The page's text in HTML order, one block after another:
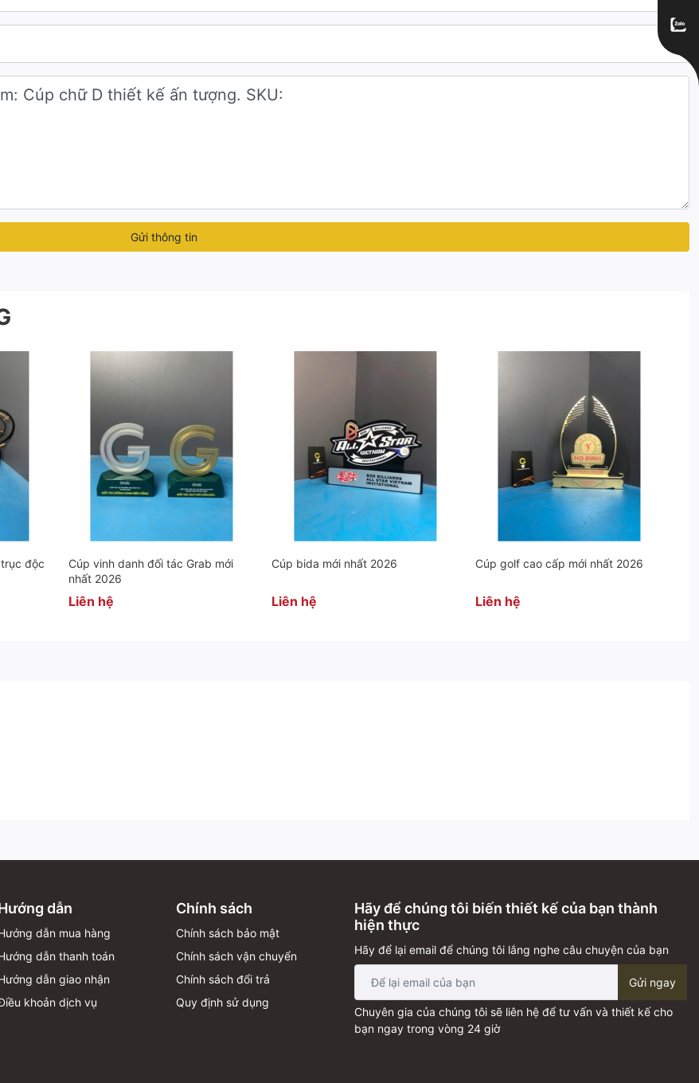
Gửi thông tin
độc
Cúp vinh danh đối tác Grab mới
nhất 2026
Liên hệ
Cúp bida mới nhất 2026
Liên hệ
Cúp golf cao cấp mới nhất 2026
Liên hệ
dẫn
dẫn mua hàng
dẫn thanh toán
dẫn giao nhận
khoản dịch vụ
Chính sách
Chính sách bảo mật
Chính sách vận chuyển
Chính sách đổi trả
Quy định sử dụng
Hãy để chúng tôi biến thiết kế của bạn thành
hiện thực
Hãy để lại email để chúng tôi lắng nghe câu chuyện của bạn
Gửi ngay
Chuyên gia của chúng tôi sẽ liên hệ để tư vấn và thiết kế cho
bạn ngay trong vòng 24 giờ